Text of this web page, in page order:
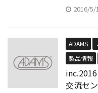
2016/5/
ADAMS
製品情報
交流セ